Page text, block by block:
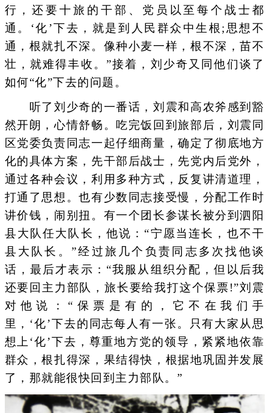
行，还要十旅的干部、党员以至每个战士都
通。‘化’下去，就是到人民群众中生根;思想不
通，根就扎不深。像种小麦一样，根不深，苗不
壮，就难得丰收。”接着，刘少奇又同他们谈了
如何“化”下去的问题。
听了刘少奇的一番话，刘震和高农斧感到豁
然开朗，心情舒畅。吃完饭回到旅部后，刘震同
区党委负责同志一起仔细商量，确定了彻底地方
化的具体方案，先干部后战士，先党内后党外，
通过各种会议，利用多种方式，反复讲清道理，
打通了思想。也有少数同志接受慢，分配工作时
讲价钱，闹别扭。有一个团长参谋长被分到泗阳
县大队任大队长，他说：“宁愿当连长，也不干
县大队长。”经过旅几个负责同志多次找他谈
话，最后才表示：“我服从组织分配，但以后我
还要回主力部队，旅长要给我打这个保票!”刘震
对他说：“保票是有的，它不在我们手
里，‘化’下去的同志每人有一张。只有大家从思
想上‘化’下去，尊重地方党的领导，紧紧地依靠
群众，根扎得深，果结得快，根据地巩固并发展
了，那就能很快回到主力部队。”